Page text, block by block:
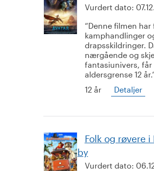
Vurdert dato:
Denne filmen har
kamphandlinger
drapsskildringer.
nærgående og
fantasiunivers, får
aldersgrense 12 år.
12 år
Detaljer
Folk og røvere
by
Vurdert dato: